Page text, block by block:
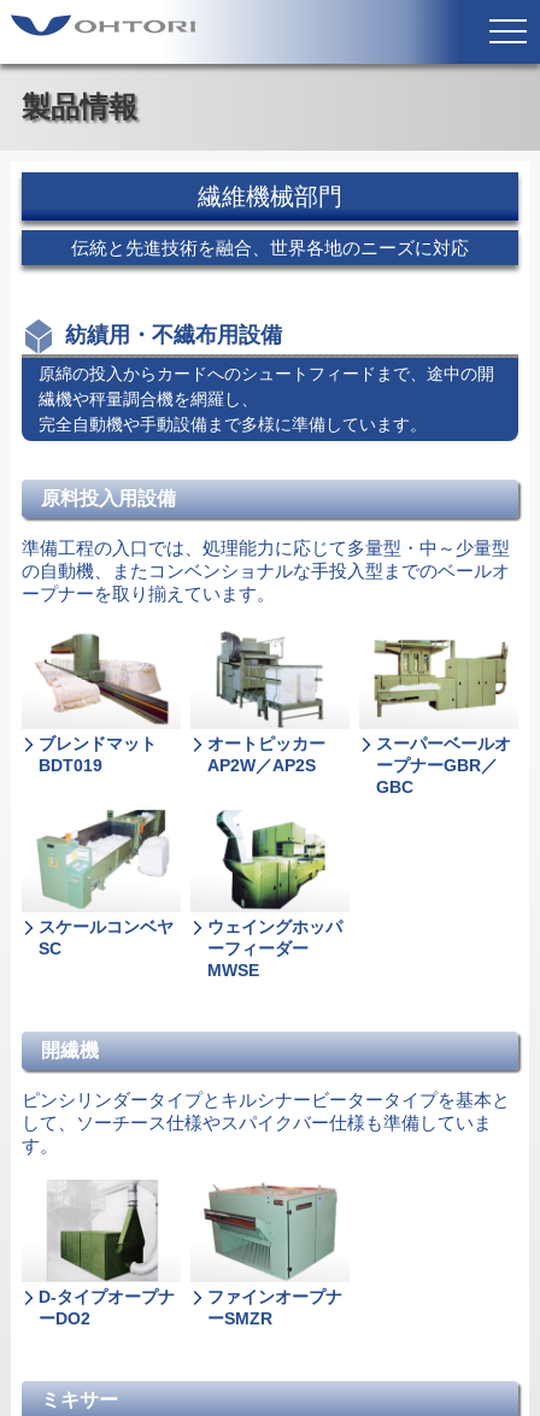
製品情報
繊維機械部門
伝統と先進技術を融合、世界各地のニーズに対応
紡績用・不繊布用設備
原綿の投入からカードへのシュートフィードまで、途中の開
繊機や秤量調合機を網羅し、
完全自動機や手動設備まで多様に準備しています。
原料投入用設備
準備工程の入口では、処理能力に応じて多量型・中～少量型
の自動機、またコンベンショナルな手投入型までのベールオ
ープナーを取り揃えています。
ブレンドマット
BDT019
オートピッカー
AP2W／AP2S
スーパーベールオ
ープナーGBR／
GBC
スケールコンベヤ
SC
ウェイングホッパ
ーフィーダー
MWSE
開繊機
ピンシリンダータイプとキルシナービータータイプを基本と
して、ソーチース仕様やスパイクバー仕様も準備していま
す。
D-タイプオープナ
ーDO2
ファインオープナ
ーSMZR
ミキサー